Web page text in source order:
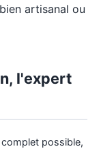
artisanal ou
l'expert
complet possible,